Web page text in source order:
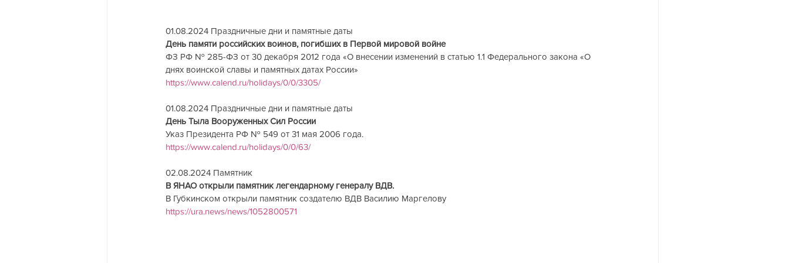
01.08.2024 Праздничные дни и памятные даты
День памяти российских воинов, погибших в Первой мировой войне
ФЗ РФ № 285-ФЗ от 30 декабря 2012 года «О внесении изменений в статью 1.1 Федерального закона «О
днях воинской славы и памятных датах России»
https://www.calend.ru/holidays/0/0/3305/
01.08.2024 Праздничные дни и памятные даты
День Тыла Вооруженных Сил России
Указ Президента РФ № 549 от 31 мая 2006 года.
https://www.calend.ru/holidays/0/0/63/
02.08.2024 Памятник
В ЯНАО открыли памятник легендарному генералу ВДВ.
В Губкинском открыли памятник создателю ВДВ Василию Маргелову
https://ura.news/news/1052800571